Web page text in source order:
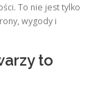
To nie jest tylko
wygody i
to